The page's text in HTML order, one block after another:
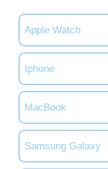
Apple Watch
Iphone
MacBook
Samsung Galaxy